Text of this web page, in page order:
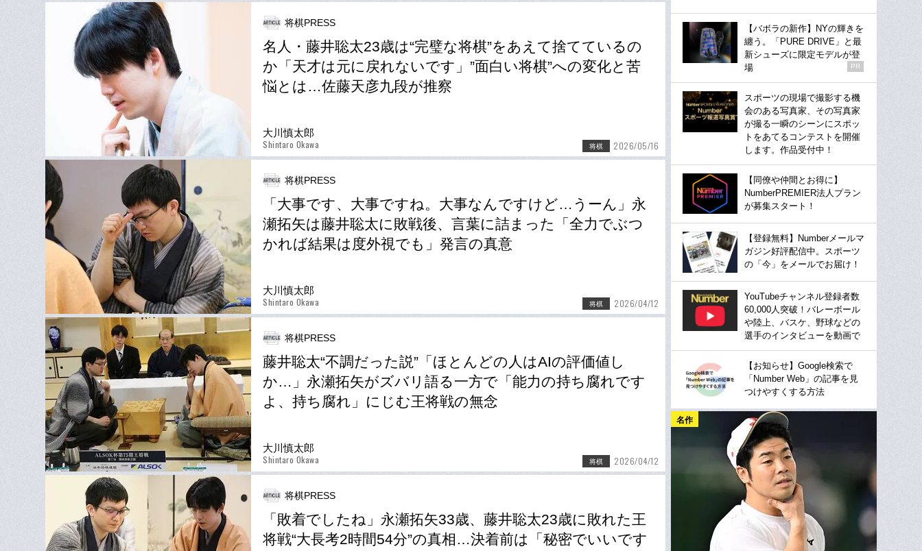
将棋PRESS
名人・藤井聡太23歳は“完璧な将棋”をあえて捨てているの
か「天才は元に戻れないです」”面白い将棋”への変化と苦
悩とは…佐藤天彦九段が推察
大川慎太郎
Shintaro Okawa 将棋 2026/05/16
将棋PRESS
「大事です、大事ですね。大事なんですけど…うーん」永
瀬拓矢は藤井聡太に敗戦後、言葉に詰まった「全力でぶつ
かれば結果は度外視でも」発言の真意
大川慎太郎
Shintaro Okawa 将棋 2026/04/12
将棋PRESS
藤井聡太“不調だった説”「ほとんどの人はAIの評価値し
か…」永瀬拓矢がズバリ語る一方で「能力の持ち腐れです
よ、持ち腐れ」にじむ王将戦の無念
大川慎太郎
Shintaro Okawa 将棋 2026/04/12
将棋PRESS
「敗着でしたね」永瀬拓矢33歳、藤井聡太23歳に敗れた王
将戦“大長考2時間54分”の真相…決着前は「秘密でいいです
【バボラの新作】NYの輝きを
纏う。「PURE DRIVE」と最
新シューズに限定モデルが登
場
PR
スポーツの現場で撮影する機
会のある写真家、その写真家
が撮る一瞬のシーンにスポッ
トをあてるコンテストを開催
します。作品受付中！
【同僚や仲間とお得に】
NumberPREMIER法人プラン
が募集スタート！
【登録無料】Numberメールマ
ガジン好評配信中。スポーツ
の「今」をメールでお届け！
YouTubeチャンネル登録者数
60,000人突破！バレーボール
や陸上、バスケ、野球などの
選手のインタビューを動画で
【お知らせ】Google検索で
「Number Web」の記事を見
つけやすくする方法
名作